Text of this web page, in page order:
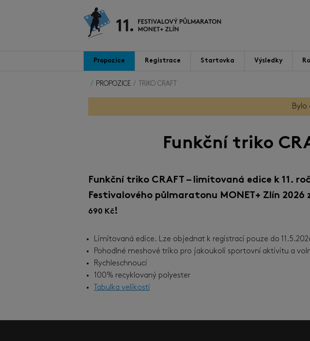
Propozice Registrace Startovka Výsledky
PROPOZICE TRIKO CRAFT
Bylo
Funkční triko
Funkční triko CRAFT – limitovaná edice k 11.
Festivalového půlmaratonu MONET+ Zlín 2026
690 Kč!
Limitovaná edice. Lze objednat k registraci pouze do
Pohodlné meshové triko pro jakoukoli sportovní aktivitu a
Rychleschnoucí
100% recyklovaný polyester
Tabulka velikostí